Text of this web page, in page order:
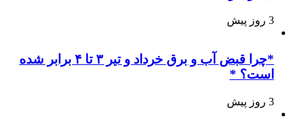
3 روز پیش
*چرا قبض آب و برق خرداد و تیر ۳ تا ۴ برابر شده
است؟ *
3 روز پیش